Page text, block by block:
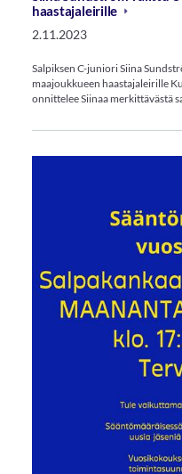
haastajaleirille
2.11.2023
Salpiksen C-juniori Siina
maajoukkueen haastajaleirille
onnittelee Siinaa merkittävästä